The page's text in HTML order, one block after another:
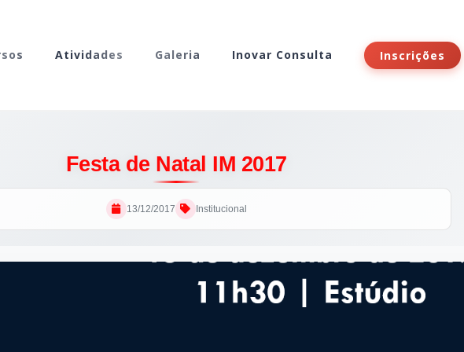
Atividades Galeria Inovar Consulta Inscrições
Festa de Natal IM 2017
13/12/2017 Institucional